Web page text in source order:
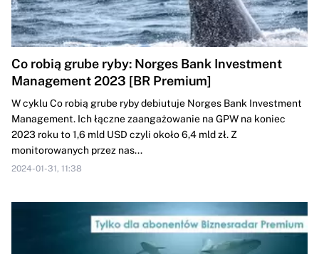
Co robią grube ryby: Norges Bank Investment
Management 2023 [BR Premium]
W cyklu Co robią grube ryby debiutuje Norges Bank Investment
Management. Ich łączne zaangażowanie na GPW na koniec
2023 roku to 1,6 mld USD czyli około 6,4 mld zł. Z
monitorowanych przez nas...
2024-01-31, 11:38